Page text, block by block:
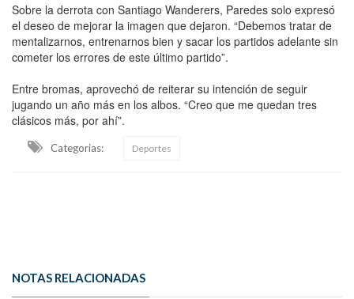
Sobre la derrota con Santiago Wanderers, Paredes solo expresó
el deseo de mejorar la imagen que dejaron. “Debemos tratar de
mentalizarnos, entrenarnos bien y sacar los partidos adelante sin
cometer los errores de este último partido”.
Entre bromas, aprovechó de reiterar su intención de seguir
jugando un año más en los albos. “Creo que me quedan tres
clásicos más, por ahí”.
Categorias: Deportes
NOTAS RELACIONADAS